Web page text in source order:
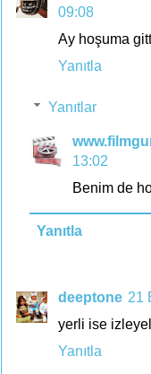
09:08
Ay hoşuma
Yanıtla
Yanıtlar
13:02
Benim de
Yanıtla
deeptone 21
yerli ise
Yanıtla